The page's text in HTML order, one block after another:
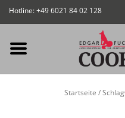
Hotline: +49 6021 84 02 128
Startseite /